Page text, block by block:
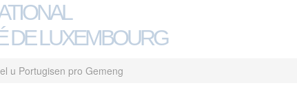
DE LUXEMBOURG
u Portugisen pro Gemeng